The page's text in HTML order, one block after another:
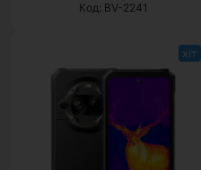
Код: BV-2241
хіт